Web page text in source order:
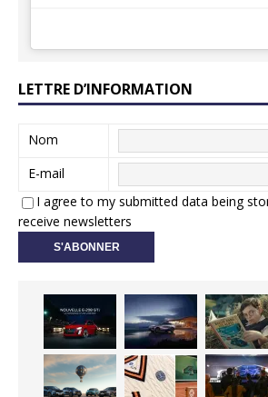
LETTRE D’INFORMATION
Nom
E-mail
I agree to my submitted data being
receive newsletters